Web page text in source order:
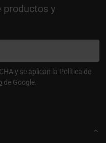
productos y
y se aplican la Política de
de Google.